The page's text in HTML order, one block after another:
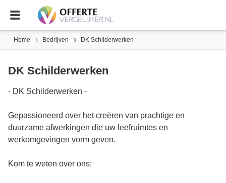
Home Bedrijven DK Schilderwerken
DK Schilderwerken
- DK Schilderwerken -
Gepassioneerd over het creëren van prachtige en
duurzame afwerkingen die uw leefruimtes en
werkomgevingen vorm geven.
Kom te weten over ons: